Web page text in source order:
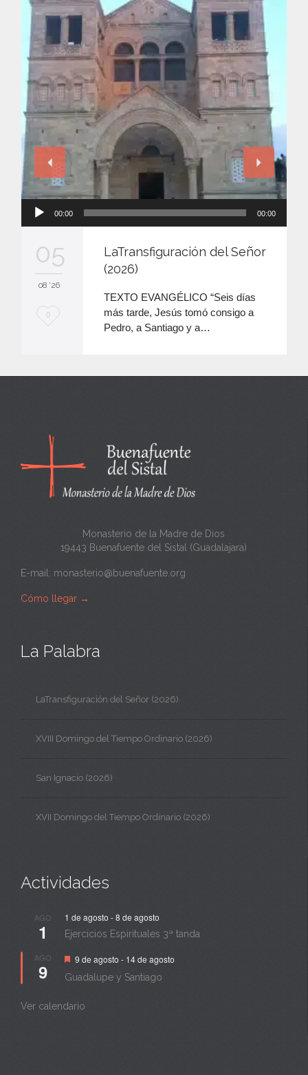
00:00 00:00
05
08 '26
M
n
a
0
LaTransfiguración del Señor
(2026)
TEXTO EVANGÉLICO “Seis días
más tarde, Jesús tomó consigo a
Pedro, a Santiago y a…
Monasterio de la Madre de Dios
19443 Buenafuente del Sistal (Guadalajara)
E-mail: monasterio@buenafuente.org
Cómo llegar →
La Palabra
LaTransfiguración del Señor (2026)
XVIII Domingo del Tiempo Ordinario (2026)
San Ignacio (2026)
XVII Domingo del Tiempo Ordinario (2026)
Actividades
AGO
1
1 de agosto -8 de agosto
Ejercicios Espirituales 3ª tanda
AGO
9
Destacado
9 de agosto - 14 de agosto
Guadalupe y Santiago
Ver calendario